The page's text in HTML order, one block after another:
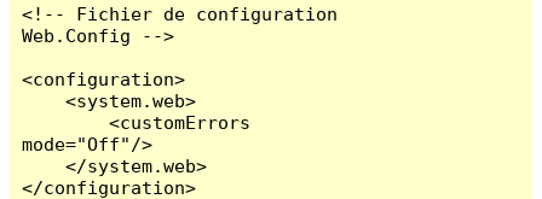
<!-- Fichier de configuration
Web.Config -->
<configuration>
    <system.web>
        <customErrors
mode="Off"/>
    </system.web>
</configuration>